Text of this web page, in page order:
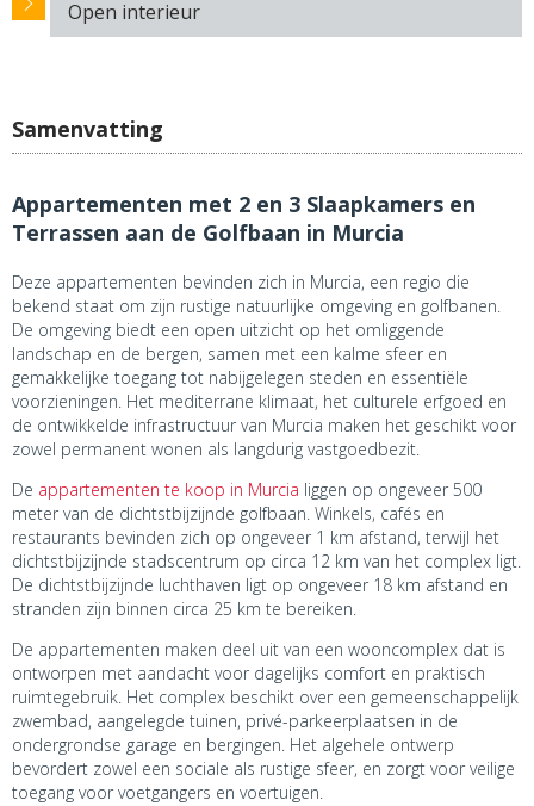
Open interieur
Samenvatting
Appartementen met 2 en 3 Slaapkamers en
Terrassen aan de Golfbaan in Murcia
Deze appartementen bevinden zich in Murcia, een regio die
bekend staat om zijn rustige natuurlijke omgeving en golfbanen.
De omgeving biedt een open uitzicht op het omliggende
landschap en de bergen, samen met een kalme sfeer en
gemakkelijke toegang tot nabijgelegen steden en essentiële
voorzieningen. Het mediterrane klimaat, het culturele erfgoed en
de ontwikkelde infrastructuur van Murcia maken het geschikt voor
zowel permanent wonen als langdurig vastgoedbezit.
De appartementen te koop in Murcia liggen op ongeveer 500
meter van de dichtstbijzijnde golfbaan. Winkels, cafés en
restaurants bevinden zich op ongeveer 1 km afstand, terwijl het
dichtstbijzijnde stadscentrum op circa 12 km van het complex ligt.
De dichtstbijzijnde luchthaven ligt op ongeveer 18 km afstand en
stranden zijn binnen circa 25 km te bereiken.
De appartementen maken deel uit van een wooncomplex dat is
ontworpen met aandacht voor dagelijks comfort en praktisch
ruimtegebruik. Het complex beschikt over een gemeenschappelijk
zwembad, aangelegde tuinen, privé-parkeerplaatsen in de
ondergrondse garage en bergingen. Het algehele ontwerp
bevordert zowel een sociale als rustige sfeer, en zorgt voor veilige
toegang voor voetgangers en voertuigen.